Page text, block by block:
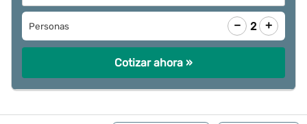
Personas − 2 +
Cotizar ahora »